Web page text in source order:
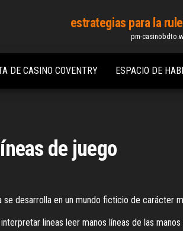
estrategias para la
pm-
DE CASINO COVENTRY ESPACIO DE
de juego
desarrolla en un mundo ficticio de carácter
lineas leer manos líneas de las